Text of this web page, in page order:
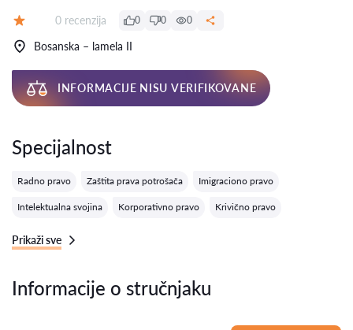
Recenzija:
0 recenzija 0 0 0
Bosanska – lamela II
INFORMACIJE NISU VERIFIKOVANE
Specijalnost
Radno pravo Zaštita prava potrošača Imigraciono pravo
Intelektualna svojina Korporativno pravo Krivično pravo
Prikaži sve
Informacije o stručnjaku